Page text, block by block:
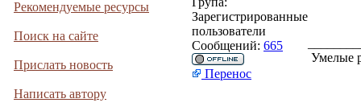
Рекомендуемые ресурсы
Поиск на сайте
Прислать новость
Написать автору
Зарегистрированные
пользователи
Сообщений: 665
Умелые
Перенос